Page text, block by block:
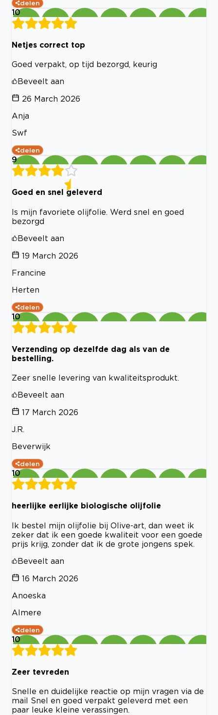
delen
10
Netjes correct top
Goed verpakt, op tijd bezorgd, keurig
Beveelt aan
26 March 2026
Anja
Swf
delen
9
Goed en snel geleverd
Is mijn favoriete olijfolie. Werd snel en goed
bezorgd
Beveelt aan
19 March 2026
Francine
Herten
delen
10
Verzending op dezelfde dag als van de
bestelling.
Zeer snelle levering van kwaliteitsprodukt.
Beveelt aan
17 March 2026
J.R.
Beverwijk
delen
10
heerlijke eerlijke biologische olijfolie
Ik bestel mijn olijfolie bij Olive-art, dan weet ik
zeker dat ik een goede kwaliteit voor een goede
prijs krijg, zonder dat ik de grote jongens spek.
Beveelt aan
16 March 2026
Anoeska
Almere
delen
10
Zeer tevreden
Snelle en duidelijke reactie op mijn vragen via de
mail Snel en goed verpakt geleverd met een
paar leuke kleine verassingen.